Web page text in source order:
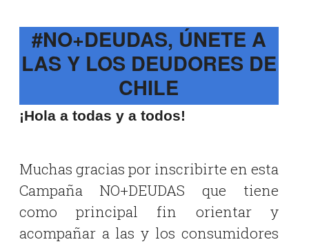
#NO+DEUDAS, ÚNETE A
LAS Y LOS DEUDORES DE
CHILE
¡Hola a todas y a todos!
Muchas gracias por inscribirte en esta
Campaña NO+DEUDAS que tiene
como principal fin orientar y
acompañar a las y los consumidores